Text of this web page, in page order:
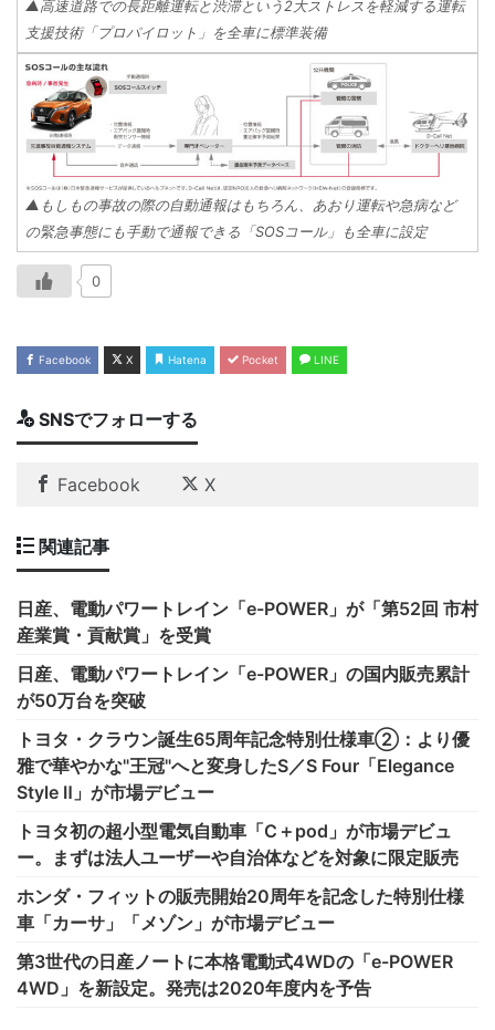
▲高速道路での長距離運転と渋滞という2大ストレスを軽減する運転
支援技術「プロパイロット」を全車に標準装備
▲もしもの事故の際の自動通報はもちろん、あおり運転や急病など
の緊急事態にも手動で通報できる「SOSコール」も全車に設定
0
Facebook X Hatena Pocket LINE
SNSでフォローする
Facebook X
関連記事
日産、電動パワートレイン「e-POWER」が「第52回 市村
産業賞・貢献賞」を受賞
日産、電動パワートレイン「e-POWER」の国内販売累計
が50万台を突破
トヨタ・クラウン誕生65周年記念特別仕様車②：より優
雅で華やかな"王冠"へと変身したS／S Four「Elegance
Style Ⅱ」が市場デビュー
トヨタ初の超小型電気自動車「C＋pod」が市場デビュ
ー。まずは法人ユーザーや自治体などを対象に限定販売
ホンダ・フィットの販売開始20周年を記念した特別仕様
車「カーサ」「メゾン」が市場デビュー
第3世代の日産ノートに本格電動式4WDの「e-POWER
4WD」を新設定。発売は2020年度内を予告